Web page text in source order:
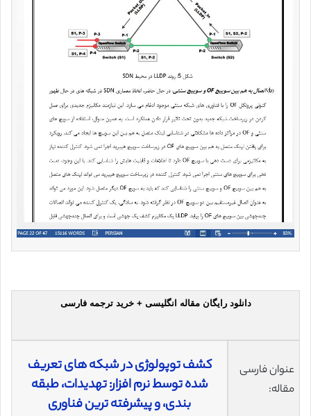
دانلود رایگان مقاله انگلیسی + خرید ترجمه فارسی
عنوان فارسی
مقاله:
کشف توپولوژی در شبکه های تعریف
شده توسط نرم افزار: تهدیدات، طبقه
بندی، و پیشرفته ترین فناوری